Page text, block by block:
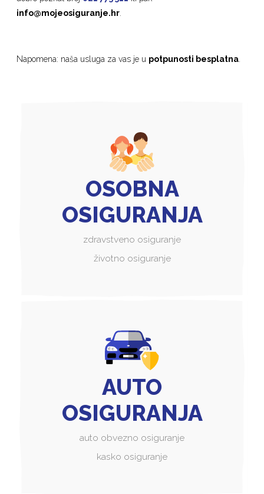
info@mojeosiguranje.hr
Napomena: naša usluga za vas je u potpunosti besplatna
OSOBNA
OSIGURANJA
zdravstveno osiguranje
životno osiguranje
AUTO
OSIGURANJA
auto obvezno osiguranje
kasko osiguranje